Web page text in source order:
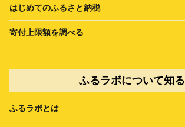
はじめてのふるさと納税
寄付上限額を調べる
ふるラボについて知る
ふるラボとは